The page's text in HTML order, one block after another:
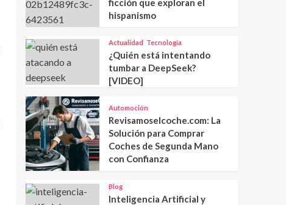
ficción que exploran el
hispanismo
Actualidad Tecnología
¿Quién está intentando
tumbar a DeepSeek?
[VIDEO]
Automoción
Revisamoselcoche.com: La
Solución para Comprar
Coches de Segunda Mano
con Confianza
Blog
Inteligencia Artificial y